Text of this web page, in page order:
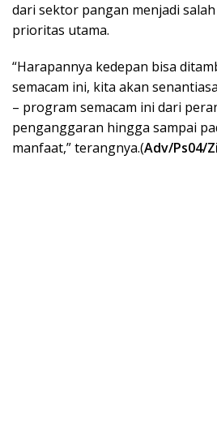
dari sektor pangan menjadi
prioritas utama.
“Harapannya kedepan bisa
semacam ini, kita akan
– program semacam ini dari
penganggaran hingga sampai
manfaat,” terangnya.(Adv/Ps04/